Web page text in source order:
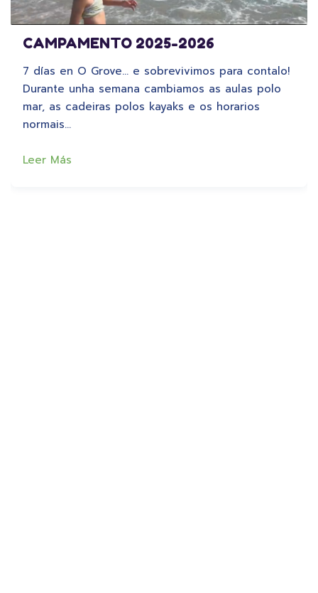
CAMPAMENTO 2025-2026
7 días en O Grove… e sobrevivimos para contalo!
Durante unha semana cambiamos as aulas polo
mar, as cadeiras polos kayaks e os horarios
normais…
Leer Más